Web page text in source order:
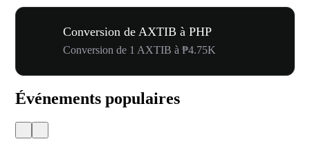
Conversion de AXTIB à PHP
Conversion de 1 AXTIB à ₱4.75K
Événements populaires